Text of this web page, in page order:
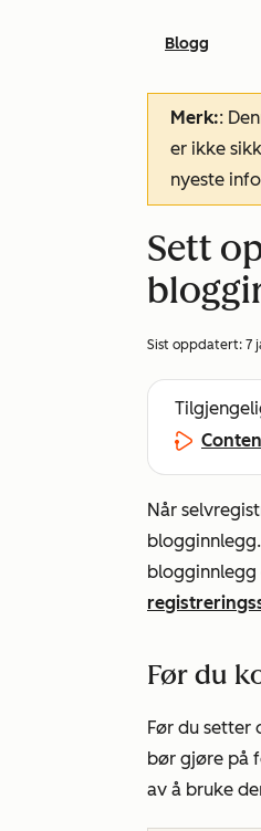
Blogg
Merk::
er ikke
nyeste
Sett
Sist oppdatert: 7
Når
blogginnlegg
Før du
Før du setter
bør gjøre på
av å bruke